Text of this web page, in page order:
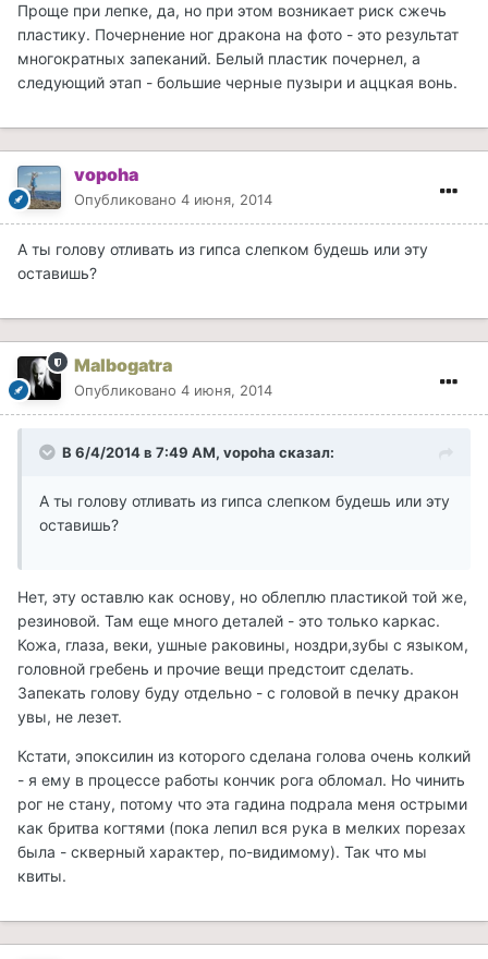
Проще при лепке, да, но при этом возникает риск сжечь
пластику. Почернение ног дракона на фото - это результат
многократных запеканий. Белый пластик почернел, а
следующий этап - большие черные пузыри и аццкая вонь.
vopoha
Опубликовано 4 июня, 2014
А ты голову отливать из гипса слепком будешь или эту
оставишь?
Malbogatra
Опубликовано 4 июня, 2014
В 6/4/2014 в 7:49 AM, vopoha сказал:
А ты голову отливать из гипса слепком будешь или эту
оставишь?
Нет, эту оставлю как основу, но облеплю пластикой той же,
резиновой. Там еще много деталей - это только каркас.
Кожа, глаза, веки, ушные раковины, ноздри,зубы с языком,
головной гребень и прочие вещи предстоит сделать.
Запекать голову буду отдельно - с головой в печку дракон
увы, не лезет.
Кстати, эпоксилин из которого сделана голова очень колкий
- я ему в процессе работы кончик рога обломал. Но чинить
рог не стану, потому что эта гадина подрала меня острыми
как бритва когтями (пока лепил вся рука в мелких порезах
была - скверный характер, по-видимому). Так что мы
квиты.